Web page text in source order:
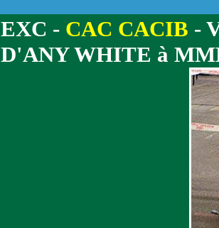
EXC - CAC CACIB -
D'ANY WHITE à